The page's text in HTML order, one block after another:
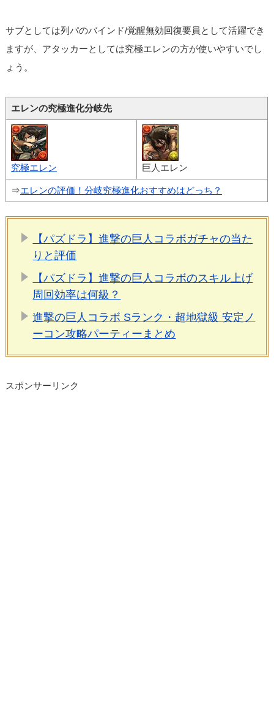
サブとしては列パのバインド/覚醒無効回復要員として活躍でき
ますが、アタッカーとしては究極エレンの方が使いやすいでし
ょう。
エレンの究極進化分岐先
究極エレン 巨人エレン
⇒エレンの評価！分岐究極進化おすすめはどっち？
【パズドラ】進撃の巨人コラボガチャの当た
りと評価
【パズドラ】進撃の巨人コラボのスキル上げ
周回効率は何級？
進撃の巨人コラボ Sランク・超地獄級 安定ノ
ーコン攻略パーティーまとめ
スポンサーリンク